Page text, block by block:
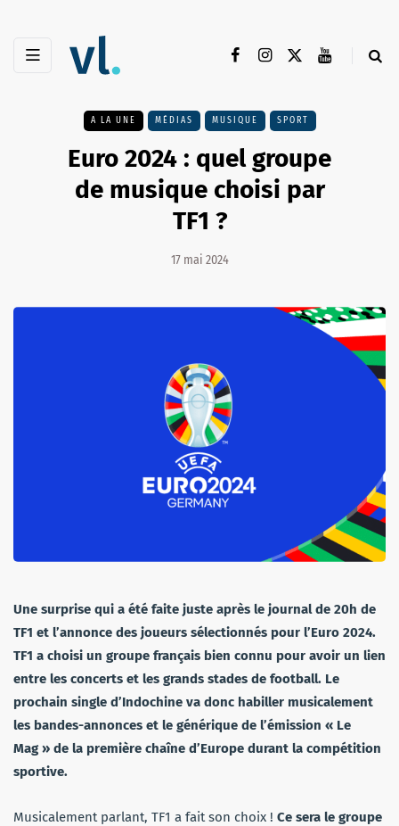
A LA UNE MÉDIAS MUSIQUE SPORT
Euro 2024 : quel groupe
de musique choisi par
TF1 ?
17 mai 2024
Une surprise qui a été faite juste après le journal de 20h de
TF1 et l’annonce des joueurs sélectionnés pour l’Euro 2024.
TF1 a choisi un groupe français bien connu pour avoir un lien
entre les concerts et les grands stades de football. Le
prochain single d’Indochine va donc habiller musicalement
les bandes-annonces et le générique de l’émission « Le
Mag » de la première chaîne d’Europe durant la compétition
sportive.
Musicalement parlant, TF1 a fait son choix ! Ce sera le groupe